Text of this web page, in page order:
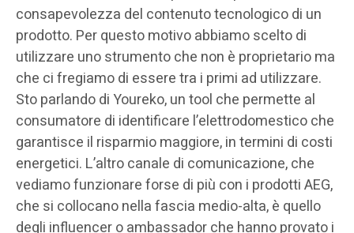
consapevolezza del contenuto tecnologico di un
prodotto. Per questo motivo abbiamo scelto di
utilizzare uno strumento che non è proprietario ma
che ci fregiamo di essere tra i primi ad utilizzare.
Sto parlando di Youreko, un tool che permette al
consumatore di identificare l’elettrodomestico che
garantisce il risparmio maggiore, in termini di costi
energetici. L’altro canale di comunicazione, che
vediamo funzionare forse di più con i prodotti AEG,
che si collocano nella fascia medio-alta, è quello
degli influencer o ambassador che hanno provato i